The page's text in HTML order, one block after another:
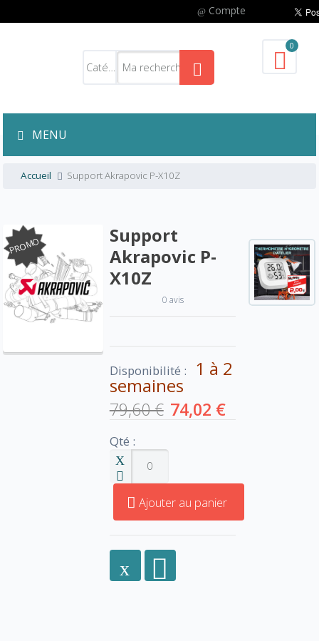
Compte
0
MENU
Accueil Support Akrapovic P-X10Z
PROMO
Support
Akrapovic P-
X10Z
0 avis
Disponibilité : 1 à 2
semaines
79,60 € 74,02 €
Qté :
Ajouter au panier